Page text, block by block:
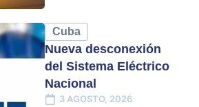
Cuba
Nueva desconexión
del Sistema Eléctrico
Nacional
3 AGOSTO, 2026